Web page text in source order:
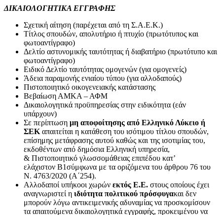
ΔΙΚΑΙΟΛΟΓΗΤΙΚΑ ΕΓΓΡΑΦΗΣ
Σχετική αίτηση (παρέχεται από τη Σ.Α.Ε.Κ.)
Τίτλος σπουδών, απολυτήριο ή πτυχίο (πρωτότυπος και
φωτοαντίγραφο)
Δελτίο αστυνομικής ταυτότητας ή διαβατήριο (πρωτότυπο και
φωτοαντίγραφο)
Eιδικό Δελτίο ταυτότητας ομογενών (για ομογενείς)
Άδεια παραμονής ενιαίου τύπου (για αλλοδαπούς)
Πιστοποιητικό οικογενειακής κατάστασης
Βεβαίωση ΑΜΚΑ – ΑΦΜ
Δικαιολογητικά προϋπηρεσίας στην ειδικότητα (εάν
υπάρχουν)
Σε περίπτωση μη αποφοίτησης από Ελληνικό Λύκειο ή
ΣΕΚ απαιτείται η κατάθεση του ισότιμου τίτλου σπουδών,
επίσημης μετάφρασης αυτού καθώς και της ισοτιμίας του,
εκδοθέντων από δημόσια Ελληνική υπηρεσία,
& Πιστοποιητικό γλωσσομάθειας επιπέδου κατ’
ελάχιστον Β1σύμφωνα με τα οριζόμενα του άρθρου 76 του
Ν. 4763/2020 (Α΄254).
Αλλοδαποί υπήκοοι χωρών εκτός Ε.Ε. στους οποίους έχει
αναγνωριστεί η ιδιότητα πολιτικού πρόσφυγακαι δεν
μπορούν λόγω αντικειμενικής αδυναμίας να προσκομίσουν
τα απαιτούμενα δικαιολογητικά εγγραφής, προκειμένου να